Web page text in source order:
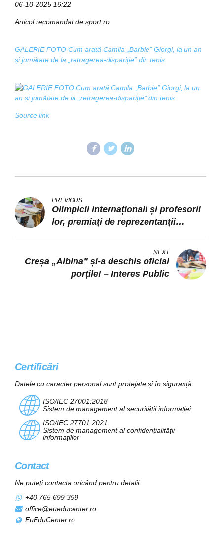
06-10-2025 16:22
Articol recomandat de sport.ro
GALERIE FOTO Cum arată Camila „Barbie” Giorgi, la un an
și jumătate de la „retragerea-dispariție” din tenis
Source link
PREVIOUS
Olimpicii internaționali și profesorii
lor, premiați de reprezentanții
NEXT
Creșa „Albina” și-a deschis oficial
porțile! – Interes Public
Certificări
Datele cu caracter personal sunt protejate și în siguranță.
ISO/IEC 27001:2018
Sistem de management al securității informației
ISO/IEC 27701:2021
Sistem de management al confidențialității
informațiilor
Contact
Ne puteți contacta oricând pentru detalii.
+40 765 699 399
office@eueducenter.ro
EuEduCenter.ro